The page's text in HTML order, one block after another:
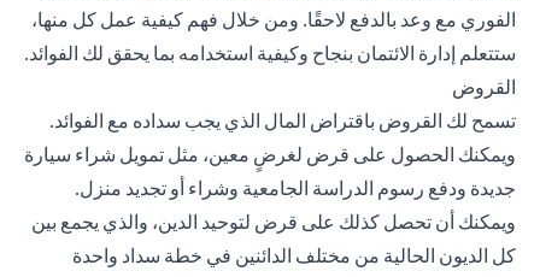
الفوري مع وعد بالدفع لاحقًا. ومن خلال فهم كيفية عمل كل منها،
ستتعلم إدارة الائتمان بنجاح وكيفية استخدامه بما يحقق لك الفوائد.
القروض
تسمح لك القروض باقتراض المال الذي يجب سداده مع الفوائد.
ويمكنك الحصول على قرض لغرضٍ معين، مثل تمويل شراء سيارة
جديدة ودفع رسوم الدراسة الجامعية وشراء أو تجديد منزل.
ويمكنك أن تحصل كذلك على قرض لتوحيد الدين، والذي يجمع بين
كل الديون الحالية من مختلف الدائنين في خطة سداد واحدة